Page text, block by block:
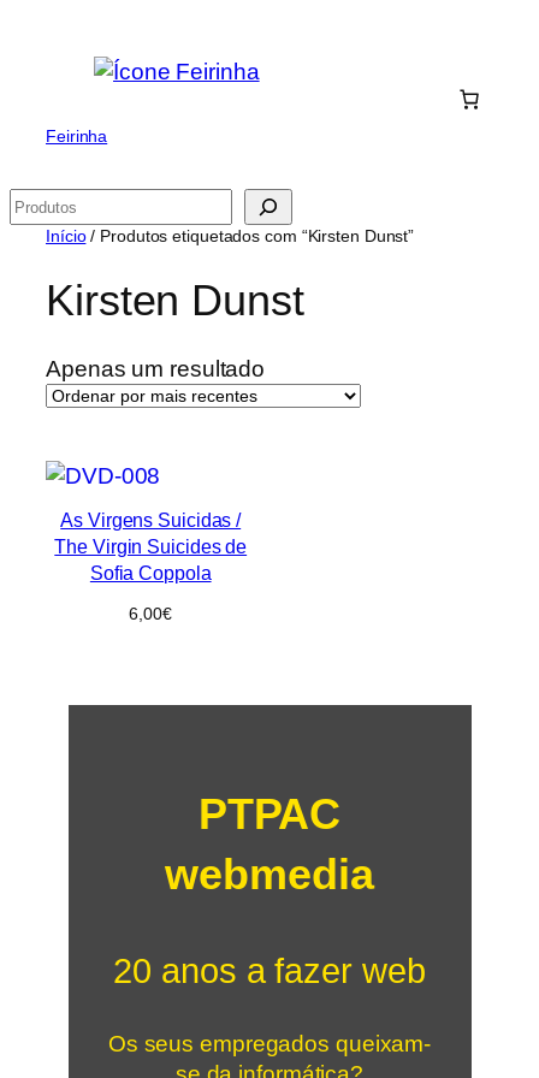
Feirinha
Pesquisar
Início/ Produtos etiquetados com “Kirsten Dunst”
Kirsten Dunst
Apenas um resultado
As Virgens Suicidas /
The Virgin Suicides de
Sofia Coppola
6,00€
PTPAC
webmedia
20 anos a fazer web
Os seus empregados queixam-